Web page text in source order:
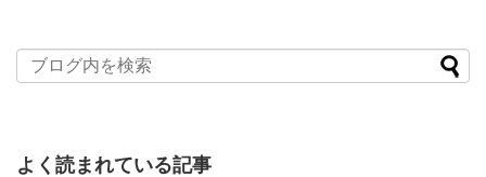
よく読まれている記事